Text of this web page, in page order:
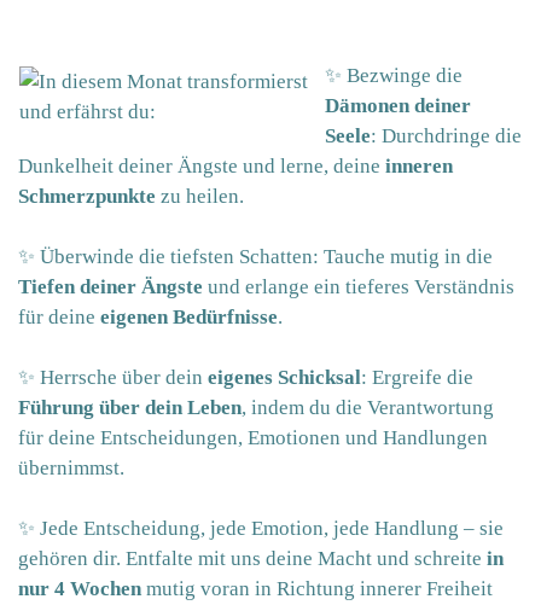
✨ Bezwinge die
Dämonen deiner
Seele: Durchdringe die
Dunkelheit deiner Ängste und lerne, deine inneren
Schmerzpunkte zu heilen.
✨ Überwinde die tiefsten Schatten: Tauche mutig in die
Tiefen deiner Ängste und erlange ein tieferes Verständnis
für deine eigenen Bedürfnisse.
✨ Herrsche über dein eigenes Schicksal: Ergreife die
Führung über dein Leben, indem du die Verantwortung
für deine Entscheidungen, Emotionen und Handlungen
übernimmst.
✨ Jede Entscheidung, jede Emotion, jede Handlung – sie
gehören dir. Entfalte mit uns deine Macht und schreite in
nur 4 Wochen mutig voran in Richtung innerer Freiheit